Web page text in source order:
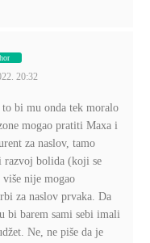
20:32
bi mu onda tek moralo
mogao pratiti Maxa i
za naslov, tamo
razvoj bolida (koji se
nije mogao
za naslov prvaka. Da
bi barem sami sebi imali
Ne, ne piše da je